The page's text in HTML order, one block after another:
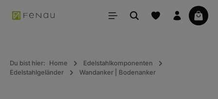
springen
Du bist hier: Home
Edelstahlkomponenten
Edelstahlgeländer
Wandanker | Bodenanker